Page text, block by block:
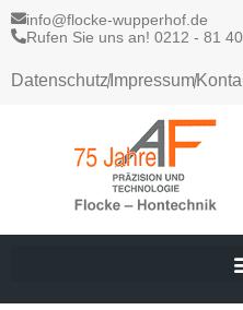
info@flocke-wupperhof.de
Rufen Sie uns an! 0212 - 81
DatenschutzImpressum